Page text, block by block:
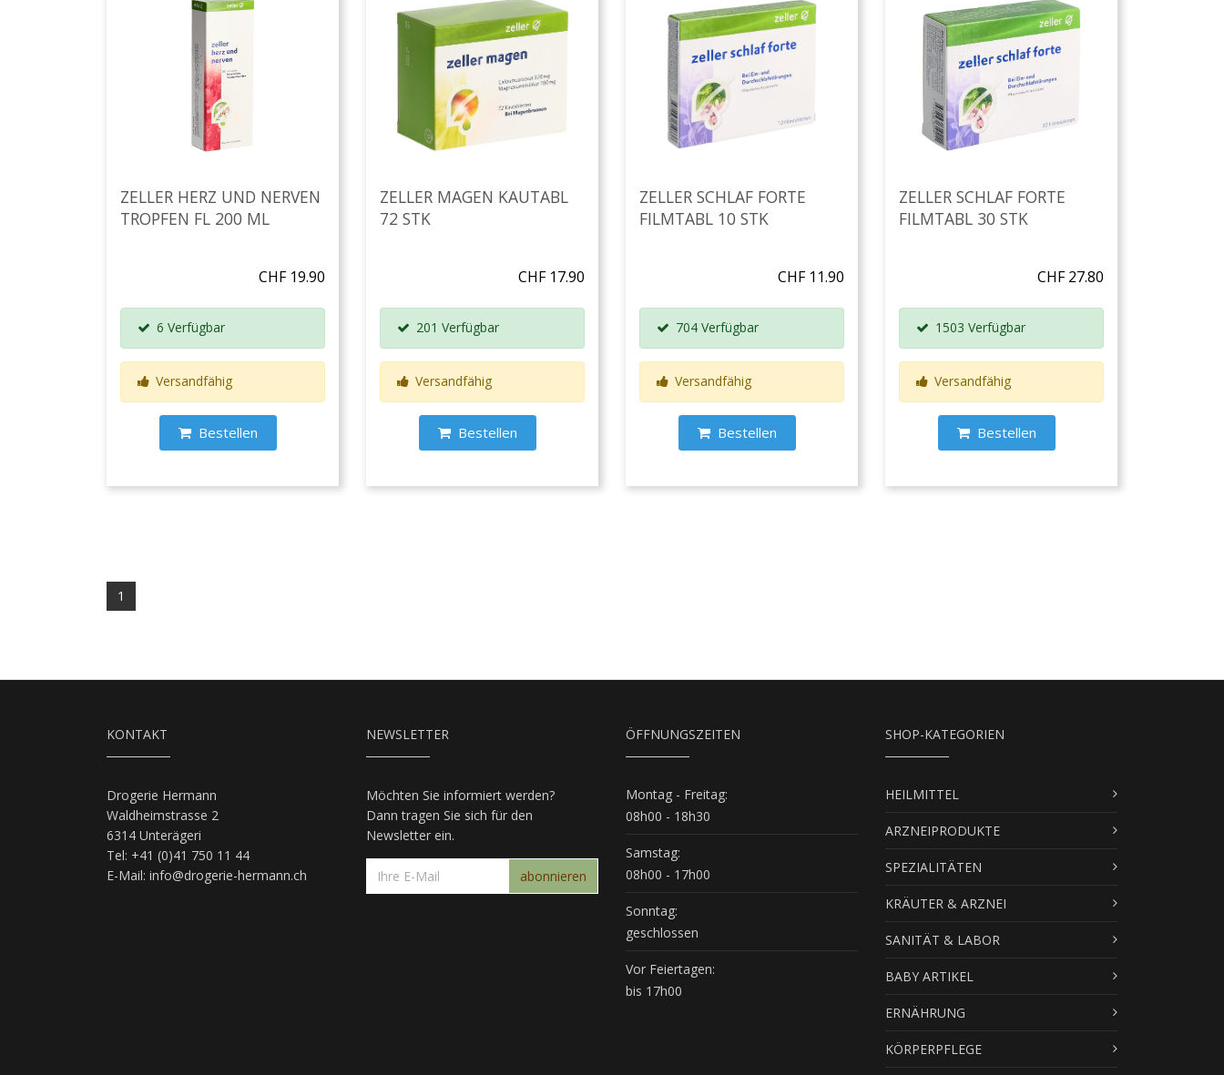
ZELLER HERZ UND NERVEN
TROPFEN FL 200 ML
CHF 19.90
6 Verfügbar
Versandfähig
Bestellen
ZELLER MAGEN KAUTABL
72 STK
CHF 17.90
201 Verfügbar
Versandfähig
Bestellen
ZELLER SCHLAF FORTE
FILMTABL 10 STK
CHF 11.90
704 Verfügbar
Versandfähig
Bestellen
ZELLER SCHLAF FORTE
FILMTABL 30 STK
CHF 27.80
1503 Verfügbar
Versandfähig
Bestellen
1
KONTAKT
Drogerie Hermann
Waldheimstrasse 2
6314 Unterägeri
Tel: +41 (0)41 750 11 44
E-Mail: info@drogerie-hermann.ch
NEWSLETTER
Möchten Sie informiert werden?
Dann tragen Sie sich für den
Newsletter ein.
abonnieren
ÖFFNUNGSZEITEN
Montag - Freitag:
08h00 - 18h30
Samstag:
08h00 - 17h00
Sonntag:
geschlossen
Vor Feiertagen:
bis 17h00
SHOP-KATEGORIEN
HEILMITTEL
ARZNEIPRODUKTE
SPEZIALITÄTEN
KRÄUTER & ARZNEI
SANITÄT & LABOR
BABY ARTIKEL
ERNÄHRUNG
KÖRPERPFLEGE